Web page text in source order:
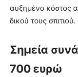
αυξημένο κόστος
δικού τους σπιτιού.
Σημεία
700 ευρώ